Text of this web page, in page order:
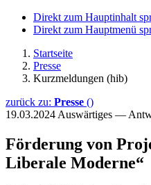
Direkt zum Hauptinhalt
Direkt zum Hauptmenü
Startseite
Presse
Kurzmeldungen (hib)
zurück zu: Presse ()
19.03.2024 Auswärtiges —
Förderung von
Liberale Moderne“